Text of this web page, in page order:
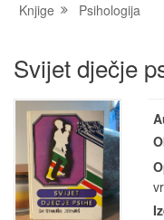
Knjige Psihologija
Svijet dječje